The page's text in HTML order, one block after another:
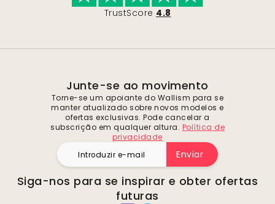
TrustScore 4.8
Junte-se ao movimento
Torne-se um apoiante do Wallism para se
manter atualizado sobre novos modelos e
ofertas exclusivas. Pode cancelar a
subscrição em qualquer altura. Política de
privacidade
Enviar
Siga-nos para se inspirar e obter ofertas
futuras